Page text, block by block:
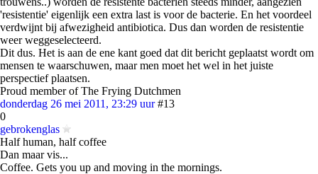
'resistentie' eigenlijk een extra last is voor de bacterie. En het voordeel
verdwijnt bij afwezigheid antibiotica. Dus dan worden de resistentie
weer weggeselecteerd.
Dit dus. Het is aan de ene kant goed dat dit bericht geplaatst wordt om
mensen te waarschuwen, maar men moet het wel in het juiste
perspectief plaatsen.
Proud member of The Frying Dutchmen
donderdag 26 mei 2011, 23:29 uur #13
0
gebrokenglas
Half human, half coffee
Dan maar vis...
Coffee. Gets you up and moving in the mornings.